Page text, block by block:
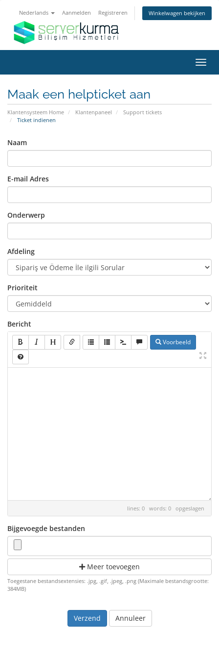
Nederlands Aanmelden Registreren Winkelwagen bekijken
in-/
Maak een helpticket aan
Klantensysteem Home Klantenpaneel
Support tickets
Ticket indienen
Naam
E-mail Adres
Onderwerp
Afdeling
Prioriteit
Bericht
Voorbeeld
lines: 0 words: 0 opgeslagen
Bijgevoegde bestanden
Meer toevoegen
Toegestane bestandsextensies: .jpg, .gif, .jpeg, .png (Maximale bestandsgrootte:
384MB)
Annuleer